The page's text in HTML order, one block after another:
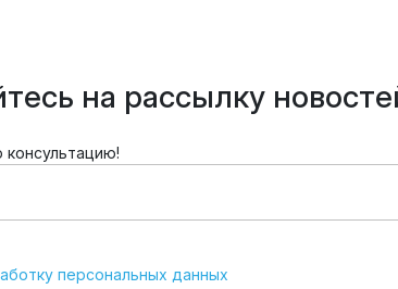
на рассылку
консультацию!
персональных данных